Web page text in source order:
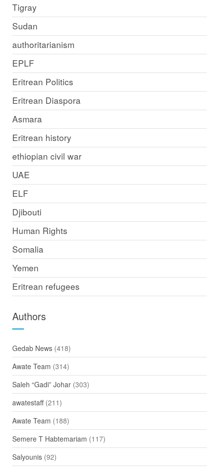
Tigray
Sudan
authoritarianism
EPLF
Eritrean Politics
Eritrean Diaspora
Asmara
Eritrean history
ethiopian civil war
UAE
ELF
Djibouti
Human Rights
Somalia
Yemen
Eritrean refugees
Authors
Gedab News(418)
Awate Team (314)
Saleh “Gadi” Johar(303)
awatestaff(211)
Awate Team (188)
Semere T Habtemariam (117)
Salyounis(92)